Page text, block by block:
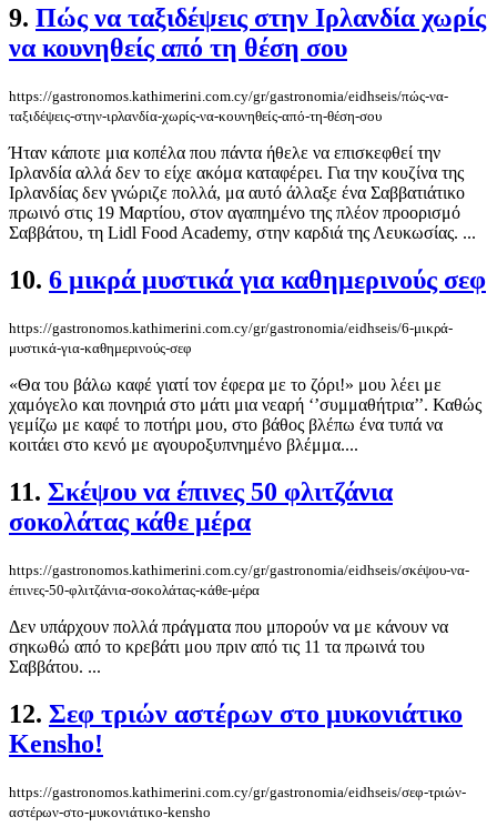
9. Πώς να ταξιδέψεις στην Ιρλανδία χωρίς
να κουνηθείς από τη θέση σου
https://gastronomos.kathimerini.com.cy/gr/gastronomia/eidhseis/πώς-να-
ταξιδέψεις-στην-ιρλανδία-χωρίς-να-κουνηθείς-από-τη-θέση-σου
Ήταν κάποτε μια κοπέλα που πάντα ήθελε να επισκεφθεί την
Ιρλανδία αλλά δεν το είχε ακόμα καταφέρει. Για την κουζίνα της
Ιρλανδίας δεν γνώριζε πολλά, μα αυτό άλλαξε ένα Σαββατιάτικο
πρωινό στις 19 Μαρτίου, στον αγαπημένο της πλέον προορισμό
Σαββάτου, τη Lidl Food Academy, στην καρδιά της Λευκωσίας. ...
10. 6 μικρά μυστικά για καθημερινούς σεφ
https://gastronomos.kathimerini.com.cy/gr/gastronomia/eidhseis/6-μικρά-
μυστικά-για-καθημερινούς-σεφ
«Θα του βάλω καφέ γιατί τον έφερα με το ζόρι!» μου λέει με
χαμόγελο και πονηριά στο μάτι μια νεαρή ‘’συμμαθήτρια’’. Καθώς
γεμίζω με καφέ το ποτήρι μου, στο βάθος βλέπω ένα τυπά να
κοιτάει στο κενό με αγουροξυπνημένο βλέμμα....
11. Σκέψου να έπινες 50 φλιτζάνια
σοκολάτας κάθε μέρα
https://gastronomos.kathimerini.com.cy/gr/gastronomia/eidhseis/σκέψου-να-
έπινες-50-φλιτζάνια-σοκολάτας-κάθε-μέρα
Δεν υπάρχουν πολλά πράγματα που μπορούν να με κάνουν να
σηκωθώ από το κρεβάτι μου πριν από τις 11 τα πρωινά του
Σαββάτου. ...
12. Σεφ τριών αστέρων στο μυκονιάτικο
Kensho!
https://gastronomos.kathimerini.com.cy/gr/gastronomia/eidhseis/σεφ-τριών-
αστέρων-στο-μυκονιάτικο-kensho